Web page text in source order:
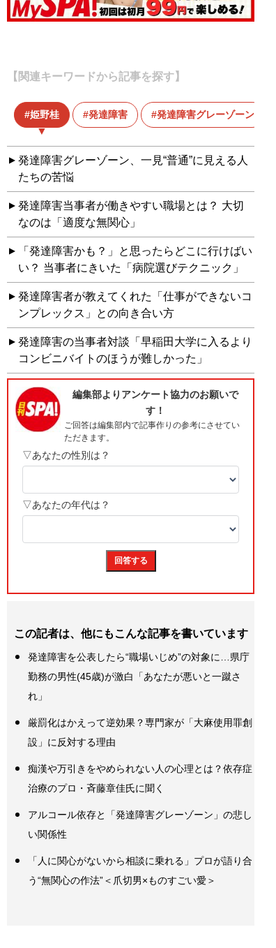
【関連キーワードから記事を探す】
姫野桂 発達障害 発達障害グレーゾーン
発達障害グレーゾーン、一見“普通”に見える人
たちの苦悩
発達障害当事者が働きやすい職場とは？ 大切
なのは「適度な無関心」
「発達障害かも？」と思ったらどこに行けばい
い？ 当事者にきいた「病院選びテクニック」
発達障害者が教えてくれた「仕事ができないコ
ンプレックス」との向き合い方
発達障害の当事者対談「早稲田大学に入るより
コンビニバイトのほうが難しかった」
この記者は、他にもこんな記事を書いています
発達障害を公表したら“職場いじめ”の対象に…県庁
勤務の男性(45歳)が激白「あなたが悪いと一蹴さ
れ」
厳罰化はかえって逆効果？専門家が「大麻使用罪創
設」に反対する理由
痴漢や万引きをやめられない人の心理とは？依存症
治療のプロ・斉藤章佳氏に聞く
アルコール依存と「発達障害グレーゾーン」の悲し
い関係性
「人に関心がないから相談に乗れる」プロが語り合
う“無関心の作法”＜爪切男×ものすごい愛＞